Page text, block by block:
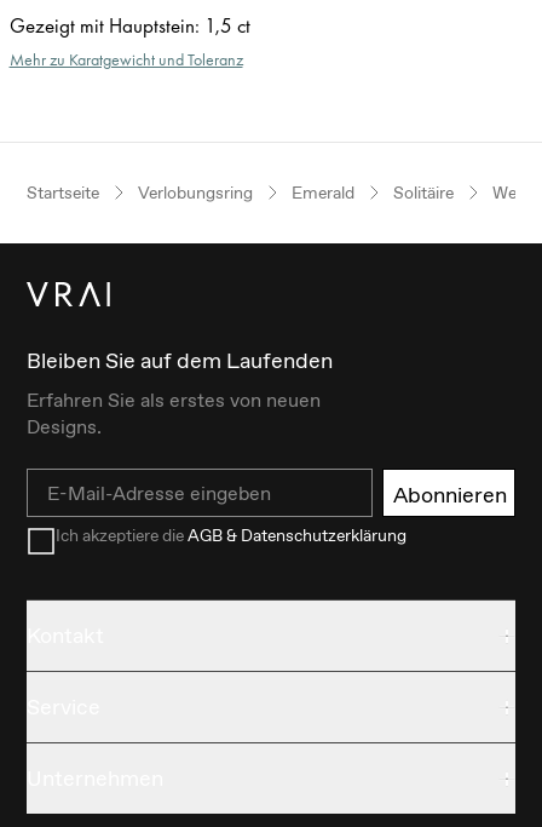
Gezeigt mit Hauptstein: 1,5 ct
Mehr zu Karatgewicht und Toleranz
Startseite Verlobungsring Emerald Solitäire
Bleiben Sie auf dem Laufenden
Erfahren Sie als erstes von neuen
Designs.
Email Abonnieren
Ich akzeptiere dieAGB & Datenschutzerklärung